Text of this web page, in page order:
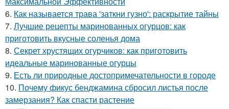
6. Как называется трава 'заткни гузно': раскрытие тайны
7. Лучшие рецепты маринованных огурцов: как
приготовить вкусные соленья дома
8. Секрет хрустящих огурчиков: как приготовить
идеальные маринованные огурцы
9. Есть ли природные достопримечательности в городе
10. Почему фикус бенджамина сбросил листья после
замерзания? Как спасти растение